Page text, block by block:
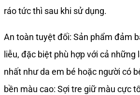
ráo tức thì sau khi sử dụng.
An toàn tuyệt đối: Sản phẩm đảm
liễu, đặc biệt phù hợp với cả những
nhất như da em bé hoặc người có
bền màu cao: Sợi tre giữ màu cực